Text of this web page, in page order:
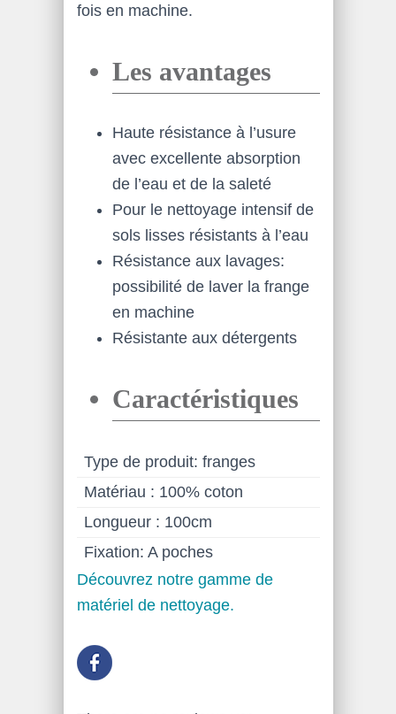
fois en machine.
Les avantages
Haute résistance à l’usure
avec excellente absorption
de l’eau et de la saleté
Pour le nettoyage intensif de
sols lisses résistants à l’eau
Résistance aux lavages:
possibilité de laver la frange
en machine
Résistante aux détergents
Caractéristiques
Type de produit: franges
Matériau : 100% coton
Longueur : 100cm
Fixation: A poches
Découvrez notre gamme de
matériel de nettoyage.